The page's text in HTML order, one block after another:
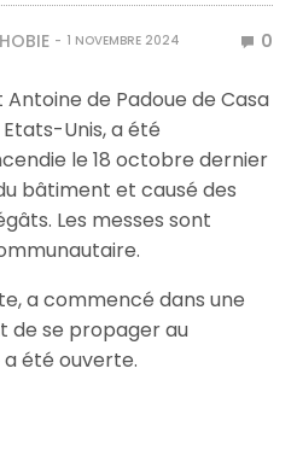
1 NOVEMBRE 2024 0
Antoine de Padoue de Casa
Unis, a été
le 18 octobre dernier
bâtiment et causé des
Les messes sont
a commencé dans une
de se propager au
été ouverte.